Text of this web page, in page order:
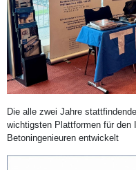
Die alle zwei Jahre
wichtigsten Plattformen für den
Betoningenieuren entwickelt